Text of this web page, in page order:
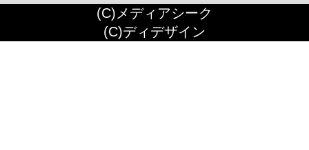
(C)メディアシーク
(C)ディデザイン